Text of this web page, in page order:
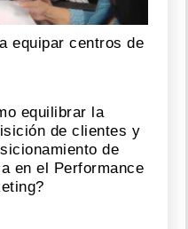
equipar centros de
equilibrar la
de clientes y
de
en el Performance